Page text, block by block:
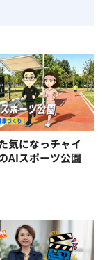
気になっチャイ
AIスポーツ公園